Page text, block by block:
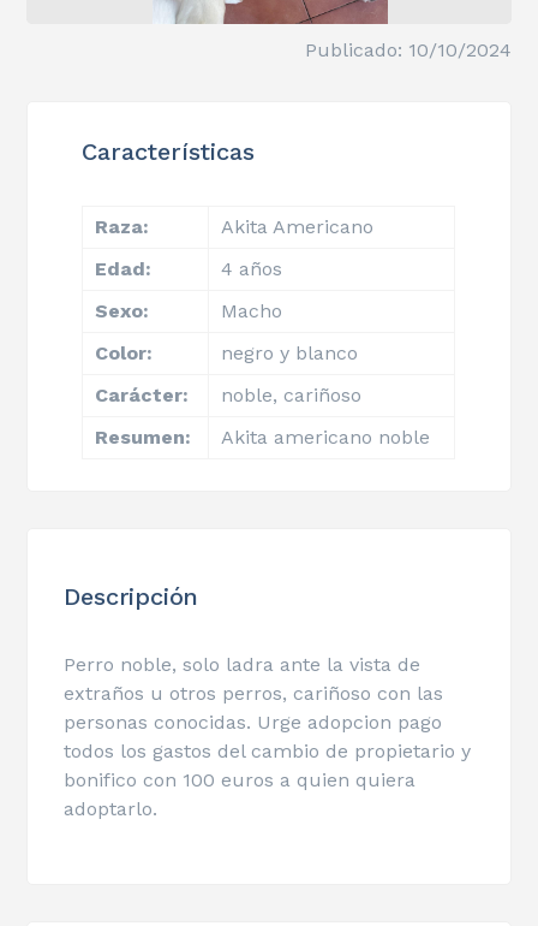
Publicado: 10/10/2024
Características
Raza:
Akita Americano
Edad:
4 años
Sexo:
Macho
Color:
negro y blanco
Carácter:
noble, cariñoso
Resumen:
Akita americano noble
Descripción
Perro noble, solo ladra ante la vista de
extraños u otros perros, cariñoso con las
personas conocidas. Urge adopcion pago
todos los gastos del cambio de propietario y
bonifico con 100 euros a quien quiera
adoptarlo.